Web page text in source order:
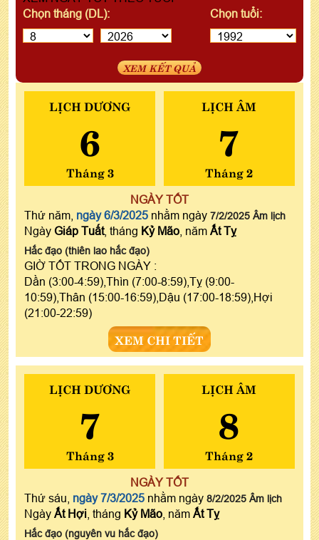
Chọn tháng (DL):
Chọn tuổi:
XEM KẾT QUẢ
LỊCH DƯƠNG
6
Tháng 3
LỊCH ÂM
7
Tháng 2
NGÀY TỐT
Thứ năm, ngày 6/3/2025 nhằm ngày 7/2/2025 Âm lịch
Ngày Giáp Tuất, tháng Kỷ Mão , năm Ất Tỵ
Hắc đạo (thiên lao hắc đạo)
GIỜ TỐT TRONG NGÀY :
Dần (3:00-4:59),Thìn (7:00-8:59),Tỵ (9:00-
10:59),Thân (15:00-16:59),Dậu (17:00-18:59),Hợi
(21:00-22:59)
XEM CHI TIẾT
LỊCH DƯƠNG
7
Tháng 3
LỊCH ÂM
8
Tháng 2
NGÀY TỐT
Thứ sáu, ngày 7/3/2025 nhằm ngày 8/2/2025 Âm lịch
Ngày Ất Hợi , tháng Kỷ Mão , năm Ất Tỵ
Hắc đạo (nguyên vu hắc đạo)